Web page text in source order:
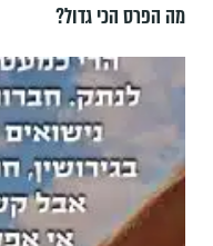
מה הפרס הכי גדול?